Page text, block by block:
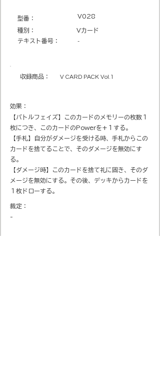
​型番​： V028
種別：
Vカード
テキスト番号​：
-
収録商品​： V CARD PACK Vol.1
効果：
【バトルフェイズ】このカードのメモリーの枚数１
枚につき、このカードのPowerを+１する。
【手札】自分がダメージを受ける時、手札からこの
カードを捨てることで、そのダメージを無効にす
る。
【ダメージ時】このカードを捨て礼に固き、そのダ
メージを無効にする。その後、デッキからカードを
１枚ドローする。
裁定：
-